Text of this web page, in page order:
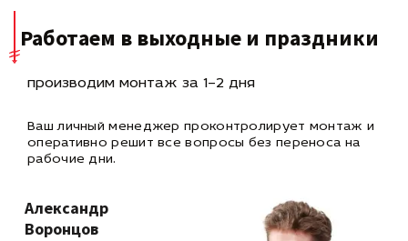
Работаем в выходные и праздники
производим монтаж за 1–2 дня
Ваш личный менеджер проконтролирует монтаж и
оперативнорешит все вопросы без переноса на
рабочие дни.
Александр
Воронцов